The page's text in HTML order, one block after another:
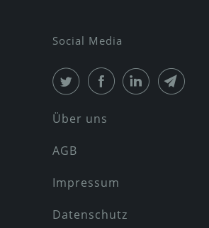
Social Media
Über uns
AGB
Impressum
Datenschutz